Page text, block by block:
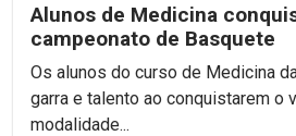
Alunos de Medicina
campeonato de Basquete
Os alunos do curso de Medicina
garra e talento ao conquistarem o
modalidade...